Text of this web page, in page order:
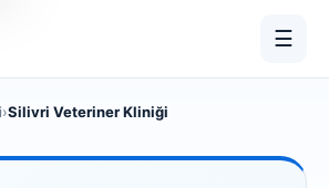
☰
›Silivri Veteriner Kliniği